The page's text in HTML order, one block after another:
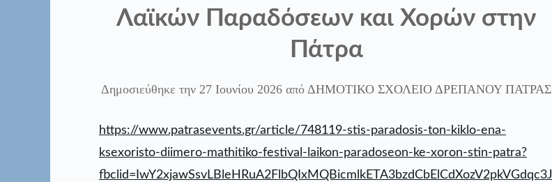
Λαϊκών Παραδόσεων και Χορών στην
Πάτρα
Δημοσιεύθηκε την 27 Ιουνίου 2026 από ΔΗΜΟΤΙΚΟ ΣΧΟΛΕΙΟ ΔΡΕΠΑΝΟΥ ΠΑΤΡΑΣ
https://www.patrasevents.gr/article/748119-stis-paradosis-ton-kiklo-ena-
ksexoristo-diimero-mathitiko-festival-laikon-paradoseon-ke-xoron-stin-patra?
fbclid=IwY2xjawSsvLBleHRuA2FlbQIxMQBicmlkETA3bzdCbElCdXozV2pkVGdqc3J